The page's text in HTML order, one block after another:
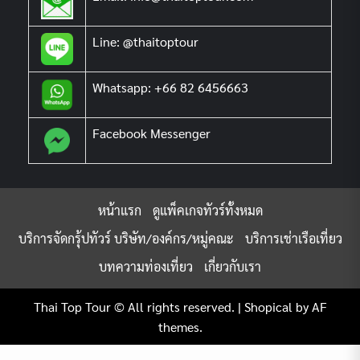
Line: @thaitoptour
Whatsapp: +66 82 6456663
Facebook Messenger
หน้าแรก
ดูแพ็คเกจทัวร์ทั้งหมด
บริการจัดกรุ้ปทัวร์ บริษัท/องค์กร/หมู่คณะ
บริการเช่าเรือเที่ยว
บทความท่องเที่ยว
เกี่ยวกับเรา
Thai Top Tour © All rights reserved. | Shopical by AF
themes.